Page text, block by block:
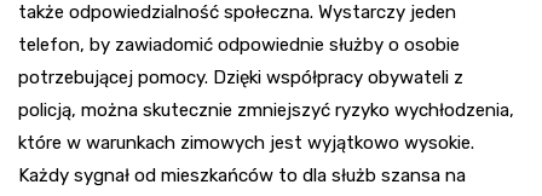
także odpowiedzialność społeczna. Wystarczy jeden
telefon, by zawiadomić odpowiednie służby o osobie
potrzebującej pomocy. Dzięki współpracy obywateli z
policją, można skutecznie zmniejszyć ryzyko wychłodzenia,
które w warunkach zimowych jest wyjątkowo wysokie.
Każdy sygnał od mieszkańców to dla służb szansa na